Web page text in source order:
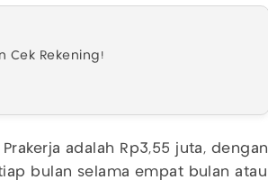
Cek Rekening!
adalah Rp3,55 juta, dengan
bulan selama empat bulan atau